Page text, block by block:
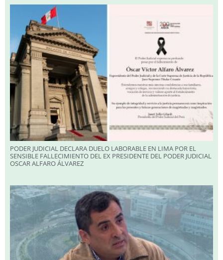
PODER JUDICIAL DECLARA DUELO LABORABLE EN LIMA POR EL
SENSIBLE FALLECIMIENTO DEL EX PRESIDENTE DEL PODER JUDICIAL
OSCAR ALFARO ÁLVAREZ